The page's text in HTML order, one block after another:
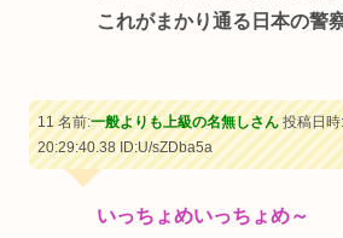
これがまかり通る日本の警
11 名前:一般よりも上級の名無しさん投稿日時
20:29:40.38ID:U/sZDba5a
いっちょめいっちょめ～